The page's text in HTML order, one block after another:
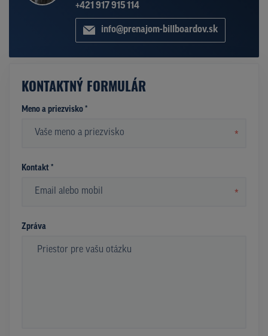
+421 917 915 114
info@prenajom-billboardov.sk
KONTAKTNÝ FORMULÁR
Meno a priezvisko *
*
Kontakt *
*
Zpráva